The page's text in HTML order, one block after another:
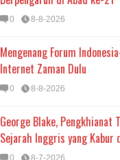
0 8-8-2026
Mengenang Forum
Internet Zaman Dulu
0 8-8-2026
George Blake, Pengkhianat
Sejarah Inggris yang Kabur
0 8-7-2026